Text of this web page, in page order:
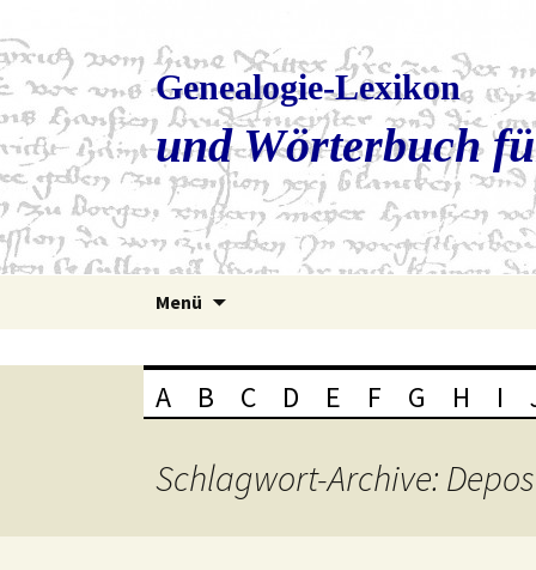
Genealogie-Lexikon
und Wörterbuch
Menü
A B C D E F G H I
Schlagwort-Archive: